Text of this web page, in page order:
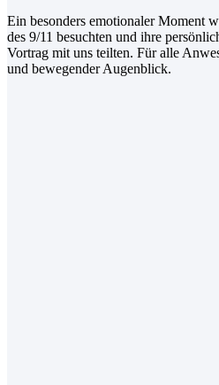
Ein besonders emotionaler Moment
des 9/11 besuchten und ihre
Vortrag mit uns teilten. Für alle
und bewegender Augenblick.